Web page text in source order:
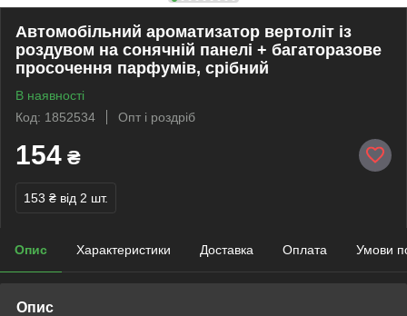
Автомобільний ароматизатор вертоліт із
роздувом на сонячній панелі + багаторазове
просочення парфумів, срібний
В наявності
Код: 1852534
Опт і роздріб
154 ₴
153 ₴ від 2 шт.
Опис Характеристики Доставка Оплата Умови
Опис